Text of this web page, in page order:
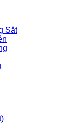
Sắt